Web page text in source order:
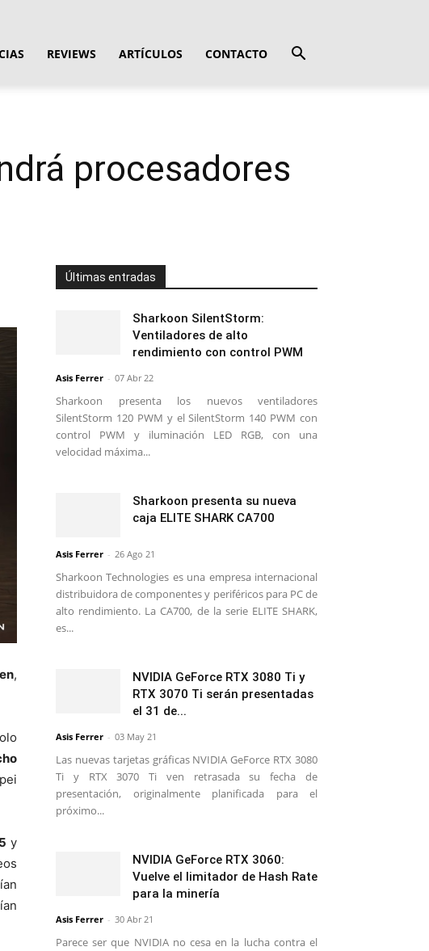
REVIEWS ARTÍCULOS CONTACTO
procesadores
,
y
Últimas entradas
Sharkoon SilentStorm:
Ventiladores de alto
rendimiento con control PWM
Asis Ferrer - 07 Abr 22
Sharkoon presenta los nuevos ventiladores
SilentStorm 120 PWM y el SilentStorm 140 PWM con
control PWM y iluminación LED RGB, con una
velocidad máxima...
Sharkoon presenta su nueva
caja ELITE SHARK CA700
Asis Ferrer - 26 Ago 21
Sharkoon Technologies es una empresa internacional
distribuidora de componentes y periféricos para PC de
alto rendimiento. La CA700, de la serie ELITE SHARK,
es...
NVIDIA GeForce RTX 3080 Ti y
RTX 3070 Ti serán presentadas
el 31 de...
Asis Ferrer - 03 May 21
Las nuevas tarjetas gráficas NVIDIA GeForce RTX 3080
Ti y RTX 3070 Ti ven retrasada su fecha de
presentación, originalmente planificada para el
próximo...
NVIDIA GeForce RTX 3060:
Vuelve el limitador de Hash Rate
para la minería
Asis Ferrer - 30 Abr 21
Parece ser que NVIDIA no cesa en la lucha contra el